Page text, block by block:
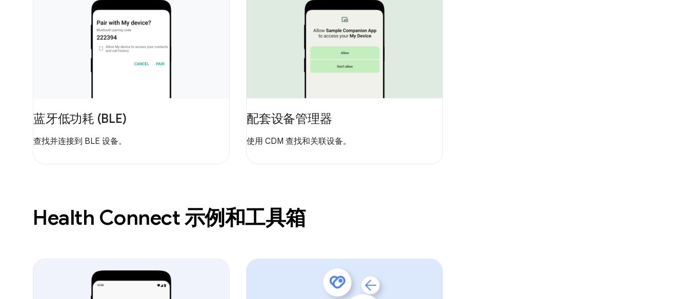
蓝牙低功耗 (BLE)
查找并连接到 BLE 设备。
配套设备管理器
使用 CDM 查找和关联设备。
Health Connect 示例和工具箱